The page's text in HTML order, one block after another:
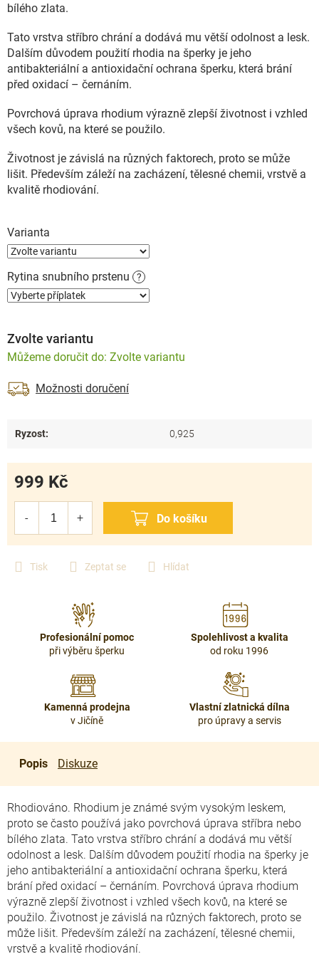
Varianta
Rytina snubního prstenu ?
bílého zlata.
Tato vrstva stříbro chrání a dodává mu větší odolnost a lesk.
Dalším důvodem použití rhodia na šperky je jeho
antibakteriální a antioxidační ochrana šperku, která brání
před oxidací – černáním.
Povrchová úprava rhodium výrazně zlepší životnost i vzhled
všech kovů, na které se použilo.
Životnost je závislá na různých faktorech, proto se může
lišit. Především záleží na zacházení, tělesné chemii, vrstvě a
kvalitě rhodiování.
Tisk Zeptat se Hlídat
Zvolte variantu
Zvolte variantu
Možnosti doručení
999 Kč
Ryzost: 0,925
Profesionální pomoc
při výběru šperku
Spolehlivost a kvalita
od roku 1996
Kamenná prodejna
v Jičíně
Vlastní zlatnická dílna
pro úpravy a servis
Popis Diskuze
Rhodiováno. Rhodium je známé svým vysokým leskem,
proto se často používá jako povrchová úprava stříbra nebo
bílého zlata. Tato vrstva stříbro chrání a dodává mu větší
odolnost a lesk. Dalším důvodem použití rhodia na šperky je
jeho antibakteriální a antioxidační ochrana šperku, která
brání před oxidací – černáním. Povrchová úprava rhodium
výrazně zlepší životnost i vzhled všech kovů, na které se
použilo. Životnost je závislá na různých faktorech, proto se
může lišit. Především záleží na zacházení, tělesné chemii,
vrstvě a kvalitě rhodiování.